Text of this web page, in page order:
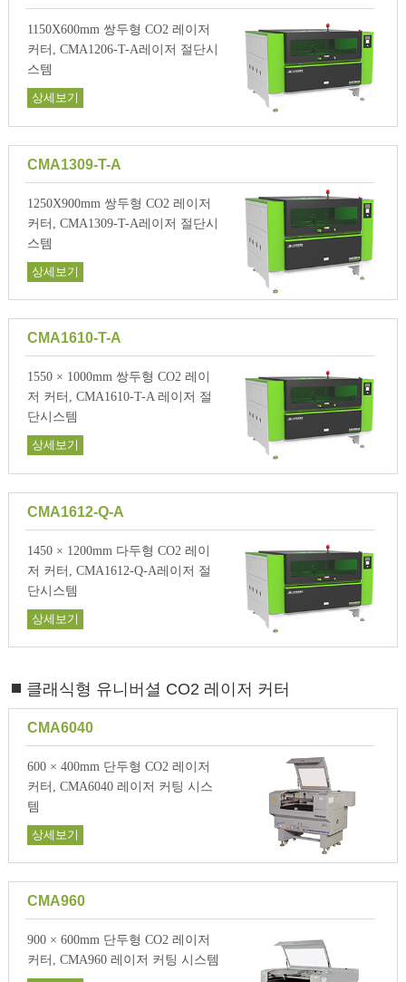
1150X600mm 쌍두형 CO2 레이저
커터, CMA1206-T-A레이저 절단시
스템
상세보기
CMA1309-T-A
1250X900mm 쌍두형 CO2 레이저
커터, CMA1309-T-A레이저 절단시
스템
상세보기
CMA1610-T-A
1550 × 1000mm 쌍두형 CO2 레이
저 커터, CMA1610-T-A 레이저 절
단시스템
상세보기
CMA1612-Q-A
1450 × 1200mm 다두형 CO2 레이
저 커터, CMA1612-Q-A레이저 절
단시스템
상세보기
클래식형 유니버셜 CO2 레이저 커터
CMA6040
600 × 400mm 단두형 CO2 레이저
커터, CMA6040 레이저 커팅 시스
템
상세보기
CMA960
900 × 600mm 단두형 CO2 레이저
커터, CMA960 레이저 커팅 시스템